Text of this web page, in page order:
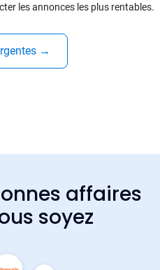
les annonces les plus rentables.
→
affaires
soyez